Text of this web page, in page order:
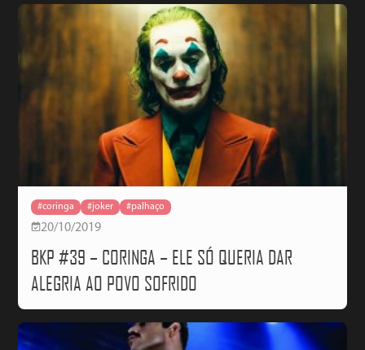
#coringa #joker #palhaço
20/10/2019
BKP #39 – CORINGA – ELE SÓ QUERIA DAR
ALEGRIA AO POVO SOFRIDO